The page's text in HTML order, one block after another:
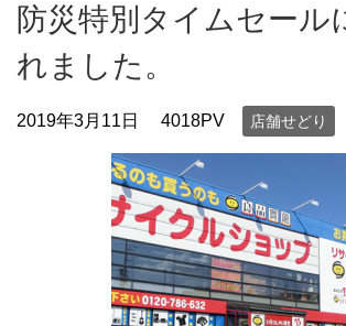
防災特別タイムセール
れました。
2019年3月11日 4018PV 店舗せどり